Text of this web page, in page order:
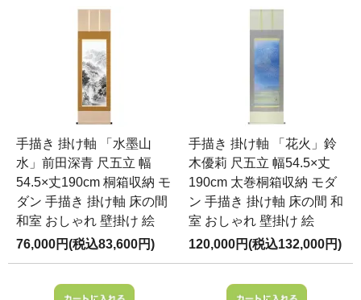
手描き 掛け軸 「水墨山
水」前田深青 尺五立 幅
54.5×丈190cm 桐箱収納 モ
ダン 手描き 掛け軸 床の間
和室 おしゃれ 壁掛け 絵
76,000円(税込83,600円)
手描き 掛け軸 「花火」鈴
木優莉 尺五立 幅54.5×丈
190cm 太巻桐箱収納 モダ
ン 手描き 掛け軸 床の間 和
室 おしゃれ 壁掛け 絵
120,000円(税込132,000円)